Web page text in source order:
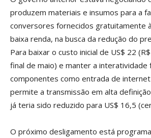
produzem materiais e insumos para a
conversores fornecidos gratuitamente
baixa renda, na busca da redução do
Para baixar o custo inicial de US$ 22
final de maio) e manter a
componentes como entrada de
permite a transmissão em alta
já teria sido reduzido para US$ 16,5
O próximo desligamento está